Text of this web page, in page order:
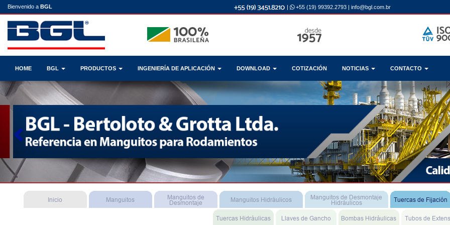
Bienvenido a BGL | +55 (19) 99392.2793 | info@bgl.com.br
HOME BGL PRODUCTOS INGENIERÍA DE APLICACIÓN DOWNLOAD COTIZACIÓN NOTICIAS CONTACTO
Previous